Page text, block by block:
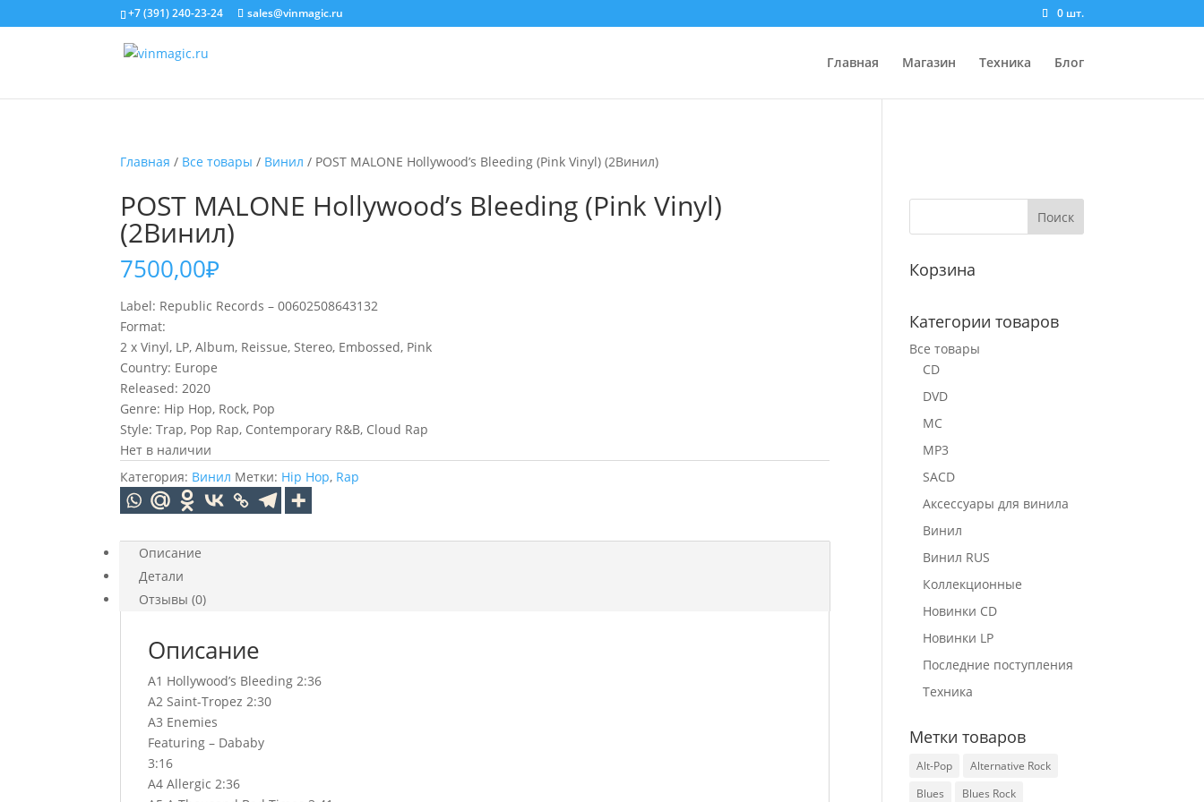
+7 (391) 240-23-24 sales@vinmagic.ru 0 шт.
Главная Магазин Техника Блог
Главная / Все товары / Винил / POST MALONE Hollywood’s Bleeding (Pink Vinyl) (2Винил)
POST MALONE Hollywood’s Bleeding (Pink Vinyl)
(2Винил)
7500,00₽
Label: Republic Records – 00602508643132
Format:
2 x Vinyl, LP, Album, Reissue, Stereo, Embossed, Pink
Country: Europe
Released: 2020
Genre: Hip Hop, Rock, Pop
Style: Trap, Pop Rap, Contemporary R&B, Cloud Rap
Нет в наличии
Категория: Винил Метки: Hip Hop, Rap
Описание
Детали
Отзывы (0)
Описание
A1 Hollywood’s Bleeding 2:36
A2 Saint-Tropez 2:30
A3 Enemies
Featuring – Dababy
3:16
A4 Allergic 2:36
Корзина
Категории товаров
Все товары
CD
DVD
MC
MP3
SACD
Аксессуары для винила
Винил
Винил RUS
Коллекционные
Новинки CD
Новинки LP
Последние поступления
Техника
Метки товаров
Alt-Pop
Alternative Rock
Blues
Blues Rock